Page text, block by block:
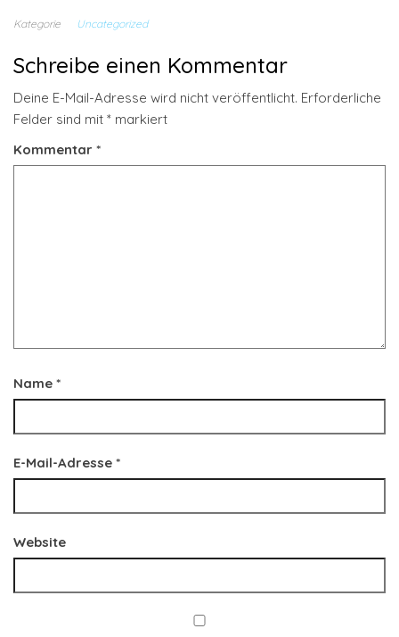
Kategorie Uncategorized
Schreibe einen Kommentar
Deine E-Mail-Adresse wird nicht veröffentlicht. Erforderliche
Felder sind mit * markiert
Kommentar *
Name *
E-Mail-Adresse *
Website